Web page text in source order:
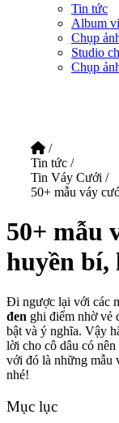
Tin tức
Album
Chụp
Studio
Chụp
/
Tin tức /
Tin Váy Cưới /
50+ mẫu váy
50+ mẫu
huyền bí,
Đi ngược lại với các
đen ghi điểm nhờ vẻ
bật và ý nghĩa. Vậy
lời cho cô dâu có nên
với đó là những mẫu
nhé!
Mục lục